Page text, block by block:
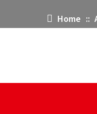
Home ::